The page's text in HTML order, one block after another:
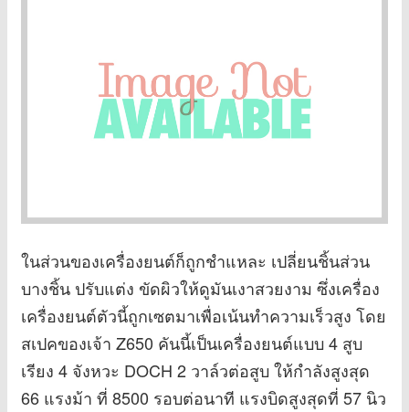
ในส่วนของเครื่องยนต์ก็ถูกชำแหละ เปลี่ยนชิ้นส่วน
บางชิ้น ปรับแต่ง ขัดผิวให้ดูมันเงาสวยงาม ซึ่งเครื่อง
เครื่องยนต์ตัวนี้ถูกเซตมาเพื่อเน้นทำความเร็วสูง โดย
สเปคของเจ้า Z650 คันนี้เป็นเครื่องยนต์แบบ 4 สูบ
เรียง 4 จังหวะ DOCH 2 วาล์วต่อสูบ ให้กำลังสูงสุด
66 แรงม้า ที่ 8500 รอบต่อนาที แรงบิดสูงสุดที่ 57 นิว